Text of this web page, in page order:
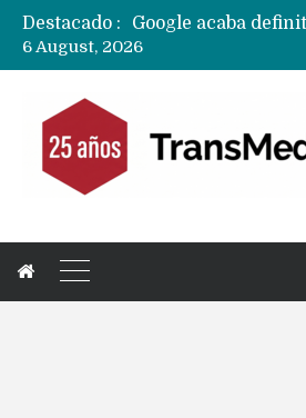
Destacado :
6 August, 2026